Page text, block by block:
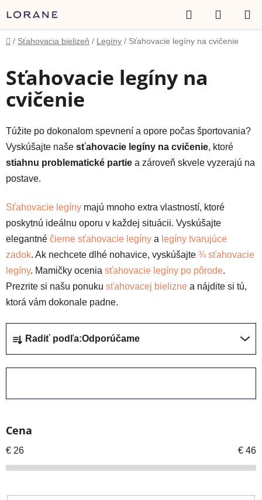
na
obsah
Hľadať
KOŠÍK
Domov
/ Sťahovacia bielizeň / Legíny / Sťahovacie legíny na cvičenie
Sťahovacie legíny na
cvičenie
Túžite po dokonalom spevnení a opore počas športovania?
Vyskúšajte naše sťahovacie legíny na cvičenie, ktoré
stiahnu problematické partie a zároveň skvele vyzerajú na
postave.
Sťahovacie legíny majú mnoho extra vlastností, ktoré
poskytnú ideálnu oporu v každej situácii. Vyskúšajte
elegantné čierne sťahovacie legíny a legíny tvarujúce
zadok. Ak nechcete dlhé nohavice, vyskúšajte ¾ sťahovacie
legíny. Mamičky ocenia sťahovacie legíny po pôrode.
Prezrite si našu ponuku sťahovacej bielizne a nájdite si tú,
ktorá vám dokonale padne.
R
a
d
p
r
o
Radiť podľa:Odporúčame
Cena
€ 26 € 46